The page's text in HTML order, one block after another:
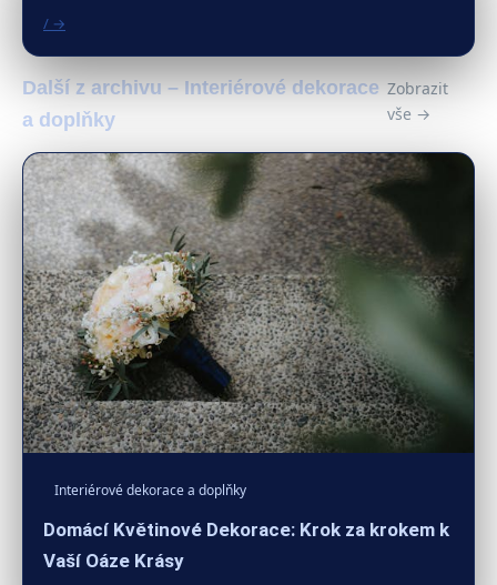
/ →
Další z archivu – Interiérové dekorace
a doplňky
Zobrazit
vše →
Interiérové dekorace a doplňky
Domácí Květinové Dekorace: Krok za krokem k
Vaší Oáze Krásy